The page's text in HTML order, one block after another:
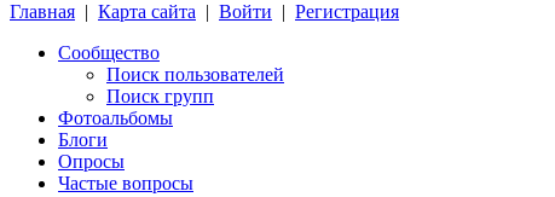
Главная | Карта сайта | Войти | Регистрация
Сообщество
Поиск пользователей
Поиск групп
Фотоальбомы
Блоги
Опросы
Частые вопросы